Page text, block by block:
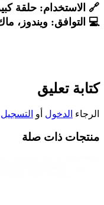
🔗 الاستخدام: حلقة
💻 التوافق: ويندوز،
كتابة تعليق
الرجاء الدخول أو التسجيل
منتجات ذات صلة